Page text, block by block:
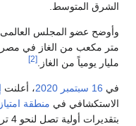
الشرق المتوسط.
متر مكعب من الغاز في
مليار يومياً من الغاز.
[2]
في 16 سبتمبر 2020، أعلنت
الاستكشافي في منطقة
بتقديرات أولية تصل لنحو 4 تريليون قدم مكعب.